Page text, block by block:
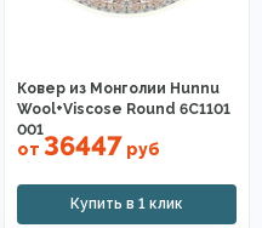
Ковер из Монголии Hunnu
Wool+Viscose Round 6C1101
001
от 36447 руб